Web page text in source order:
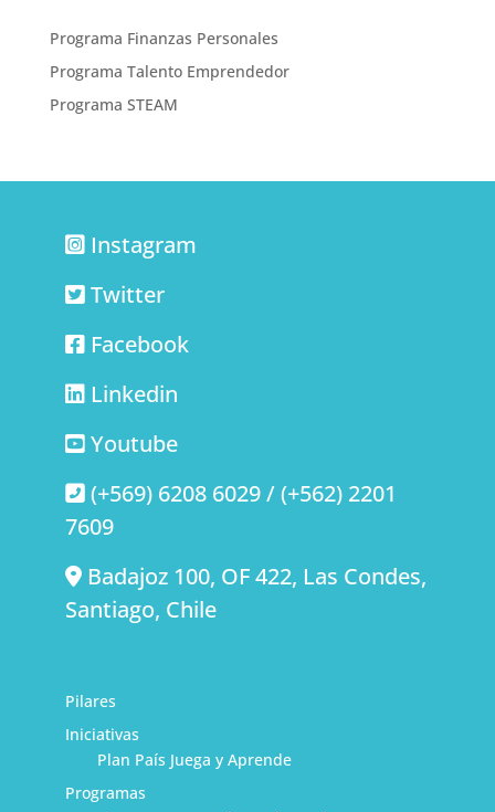
Programa Finanzas Personales
Programa Talento Emprendedor
Programa STEAM
Instagram
Twitter
Facebook
Linkedin
Youtube
(+569) 6208 6029 / (+562) 2201
7609
Badajoz 100, OF 422, Las Condes,
Santiago, Chile
Pilares
Iniciativas
Plan País Juega y Aprende
Programas